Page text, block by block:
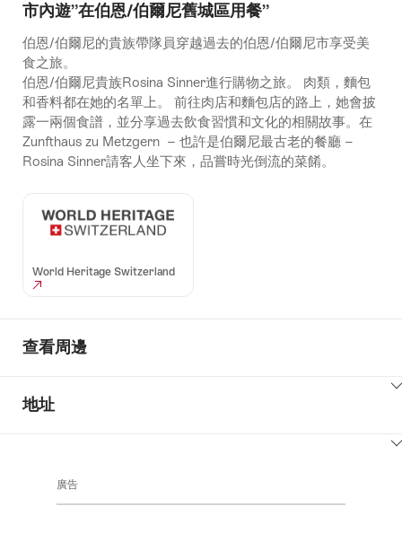
市內遊”在伯恩/伯爾尼舊城區用餐”
伯恩/伯爾尼的貴族帶隊員穿越過去的伯恩/伯爾尼市享受美
食之旅。
伯恩/伯爾尼貴族Rosina Sinner進行購物之旅。 肉類，麵包
和香料都在她的名單上。 前往肉店和麵包店的路上，她會披
露一兩個食譜，並分享過去飲食習慣和文化的相關故事。在
Zunfthaus zu Metzgern − 也許是伯爾尼最古老的餐廳 −
Rosina Sinner請客人坐下來，品嘗時光倒流的菜餚。
World Heritage Switzerland
查看周邊
ClickToViewContent
地址
廣告